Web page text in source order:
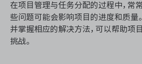
在项目管理与任务分配的过程中，常
些问题可能会影响项目的进度和质量
并掌握相应的解决方法，可以帮助项
挑战。